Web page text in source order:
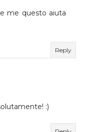
me questo aiuta
Reply
:)